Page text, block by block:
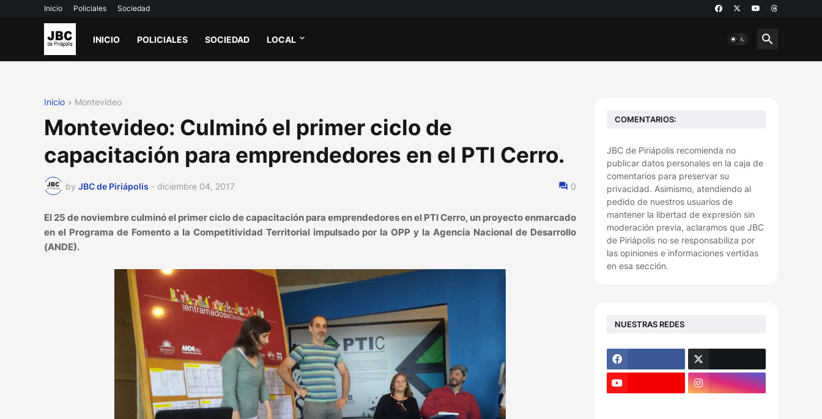
Inicio Policiales Sociedad
INICIO POLICIALES SOCIEDAD LOCAL
Inicio Montevideo
Montevideo: Culminó el primer ciclo de
capacitación para emprendedores en el PTI Cerro.
by JBC de Piriápolis - diciembre 04, 2017 0
El 25 de noviembre culminó el primer ciclo de capacitación para emprendedores en el PTI Cerro, un proyecto enmarcado
en el Programa de Fomento a la Competitividad Territorial impulsado por la OPP y la Agencia Nacional de Desarrollo
(ANDE).
COMENTARIOS:
JBC de Piriápolis recomienda no
publicar datos personales en la caja de
comentarios para preservar su
privacidad. Asimismo, atendiendo al
pedido de nuestros usuarios de
mantener la libertad de expresión sin
moderación previa, aclaramos que JBC
de Piriápolis no se responsabiliza por
las opiniones e informaciones vertidas
en esa sección.
NUESTRAS REDES